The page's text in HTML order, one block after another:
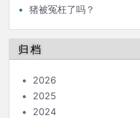
猪被冤枉了吗？
归档
2026
2025
2024